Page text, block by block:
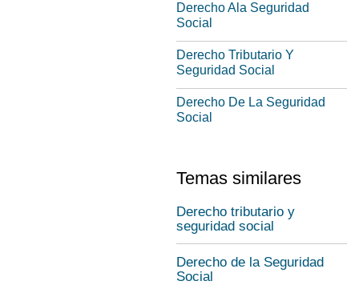
Derecho Ala Seguridad
Social
Derecho Tributario Y
Seguridad Social
Derecho De La Seguridad
Social
Temas similares
Derecho tributario y
seguridad social
Derecho de la Seguridad
Social